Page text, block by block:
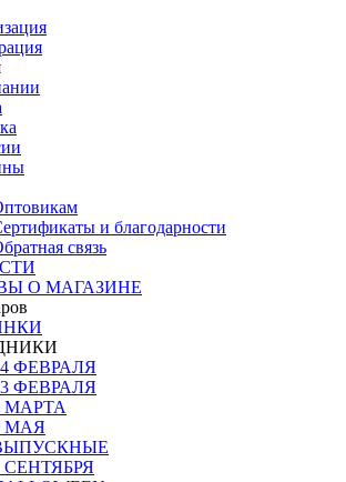
и благодарности
связь
О МАГАЗИНЕ
ФЕВРАЛЯ
ФЕВРАЛЯ
МАРТА
МАЯ
СЕНТЯБРЯ